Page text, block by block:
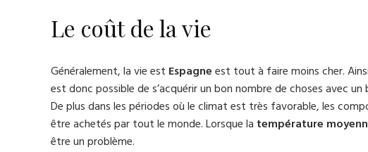
Le coût de la vie
Généralement, la vie est Espagneest tout à faire moins cher.
est donc possible de s’acquérir un bon nombre de choses avec
De plus dans les périodes où le climat est très favorable, les
être achetés par tout le monde. Lorsque la température
être un problème.